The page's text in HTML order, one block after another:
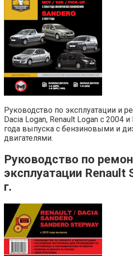
Руководство по эксплуатации и
Dacia Logan, Renault Logan с 2004
года выпуска с бензиновыми и
двигателями.
Руководство по
эксплуатации Renault
г.